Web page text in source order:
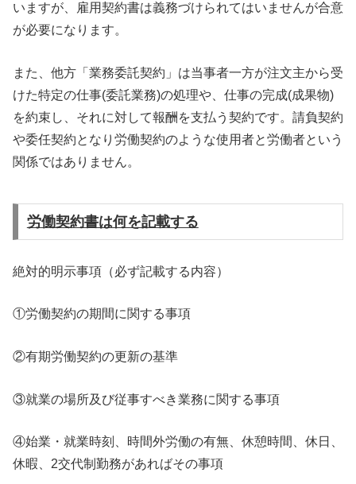
いますが、雇用契約書は義務づけられてはいませんが合意
が必要になります。
また、他方「業務委託契約」は当事者一方が注文主から受
けた特定の仕事(委託業務)の処理や、仕事の完成(成果物)
を約束し、それに対して報酬を支払う契約です。請負契約
や委任契約となり労働契約のような使用者と労働者という
関係ではありません。
労働契約書は何を記載する
絶対的明示事項（必ず記載する内容）
①労働契約の期間に関する事項
②有期労働契約の更新の基準
③就業の場所及び従事すべき業務に関する事項
④始業・就業時刻、時間外労働の有無、休憩時間、休日、
休暇、2交代制勤務があればその事項